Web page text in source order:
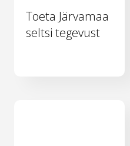
Toeta Järvamaa
seltsi tegevust